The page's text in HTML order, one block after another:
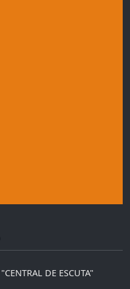
"CENTRAL DE ESCUTA"